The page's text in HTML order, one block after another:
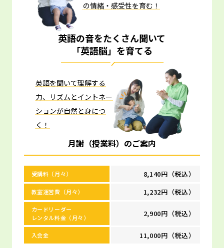
の情緒・感受性を育む！
英語の音をたくさん聞いて
「英語脳」を育てる
英語を聞いて理解する
力、リズムとイントネー
ションが自然と身につ
く！
月謝（授業料）のご案内
受講料（月々） 8,140円（税込）
教室運営費（月々） 1,232円（税込）
カードリーダー
レンタル料金（月々）
2,900円（税込）
入会金 11,000円（税込）